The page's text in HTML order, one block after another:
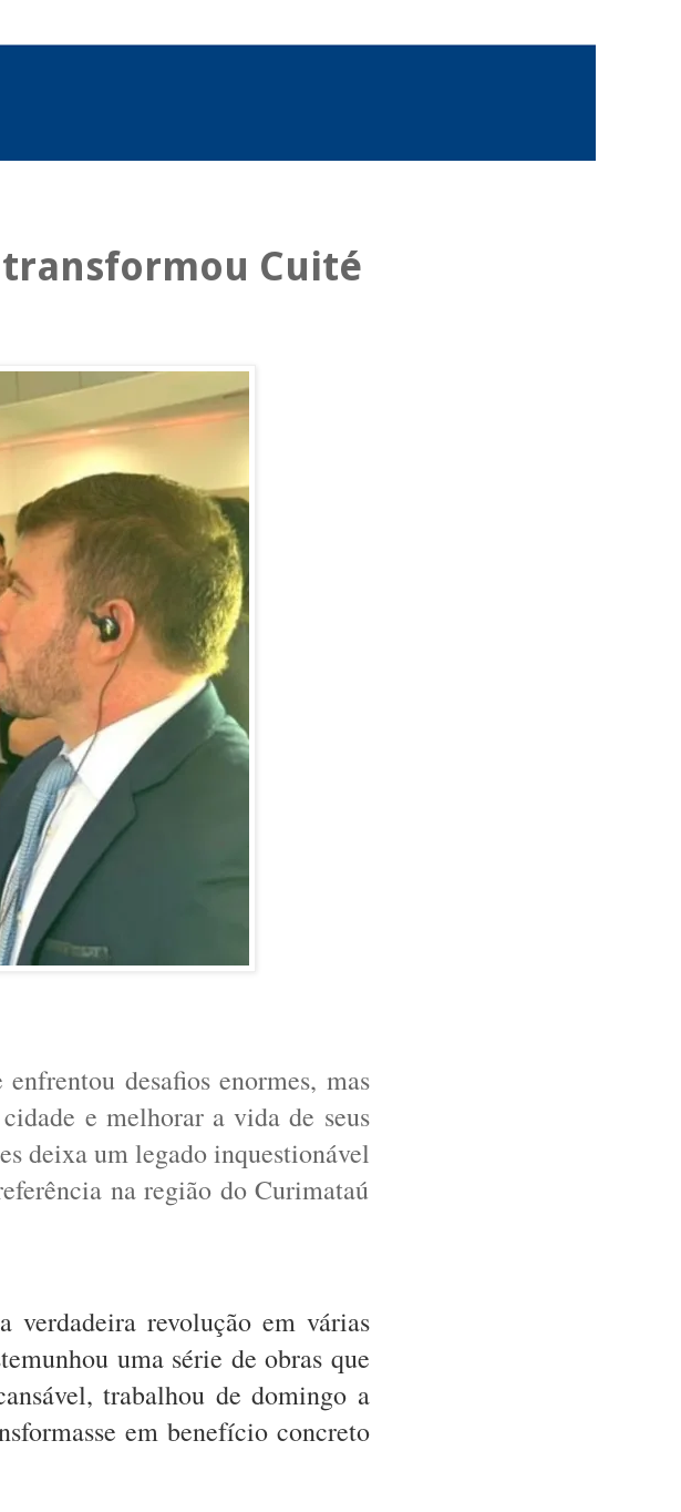
Cuité
desafios enormes, mas
e melhorar a vida de seus
deixa um legado inquestionável
na região do Curimataú
verdadeira revolução em várias
uma série de obras que
trabalhou de domingo a
em benefício concreto